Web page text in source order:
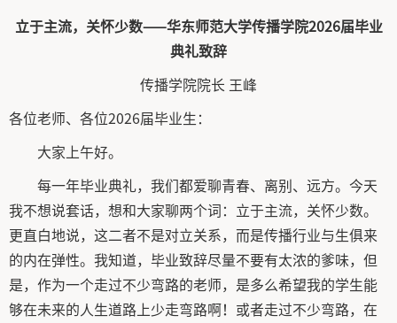
立于主流，关怀少数——华东师范大学传播学院2026届毕业
典礼致辞
传播学院院长 王峰
各位老师、各位2026届毕业生：
大家上午好。
每一年毕业典礼，我们都爱聊青春、离别、远方。今天
我不想说套话，想和大家聊两个词：立于主流，关怀少数。
更直白地说，这二者不是对立关系，而是传播行业与生俱来
的内在弹性。我知道，毕业致辞尽量不要有太浓的爹味，但
是，作为一个走过不少弯路的老师，是多么希望我的学生能
够在未来的人生道路上少走弯路啊！或者走过不少弯路，在